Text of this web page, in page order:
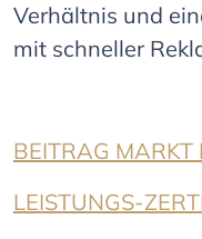
Verhältnis und
mit schneller
BEITRAG MARKT
LEISTUNGS-